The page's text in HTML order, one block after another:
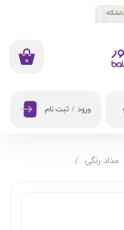
۰
ورود / ثبت نام
مداد رنگی